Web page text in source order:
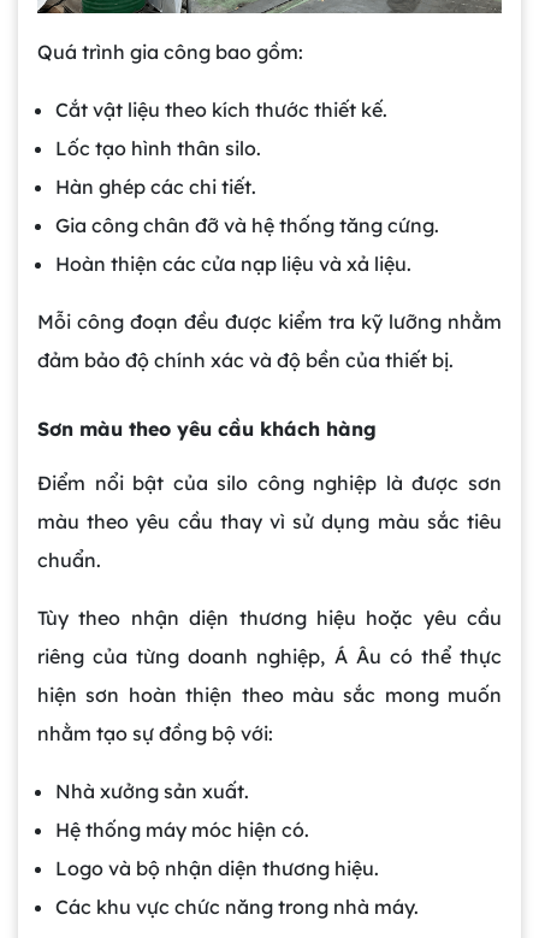
Quá trình gia công bao gồm:
Cắt vật liệu theo kích thước thiết kế.
Lốc tạo hình thân silo.
Hàn ghép các chi tiết.
Gia công chân đỡ và hệ thống tăng cứng.
Hoàn thiện các cửa nạp liệu và xả liệu.
Mỗi công đoạn đều được kiểm tra kỹ lưỡng nhằm
đảm bảo độ chính xác và độ bền của thiết bị.
Sơn màu theo yêu cầu khách hàng
Điểm nổi bật của silo công nghiệp là được sơn
màu theo yêu cầu thay vì sử dụng màu sắc tiêu
chuẩn.
Tùy theo nhận diện thương hiệu hoặc yêu cầu
riêng của từng doanh nghiệp, Á Âu có thể thực
hiện sơn hoàn thiện theo màu sắc mong muốn
nhằm tạo sự đồng bộ với:
Nhà xưởng sản xuất.
Hệ thống máy móc hiện có.
Logo và bộ nhận diện thương hiệu.
Các khu vực chức năng trong nhà máy.